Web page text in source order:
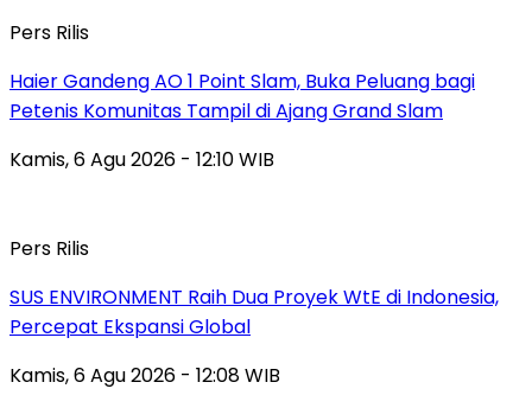
Pers Rilis
Haier Gandeng AO 1 Point Slam, Buka Peluang bagi
Petenis Komunitas Tampil di Ajang Grand Slam
Kamis, 6 Agu 2026 - 12:10 WIB
Pers Rilis
SUS ENVIRONMENT Raih Dua Proyek WtE di Indonesia,
Percepat Ekspansi Global
Kamis, 6 Agu 2026 - 12:08 WIB